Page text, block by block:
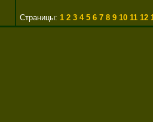
Страницы: 1 2 3 4 5 6 7 8 9 10 11 12